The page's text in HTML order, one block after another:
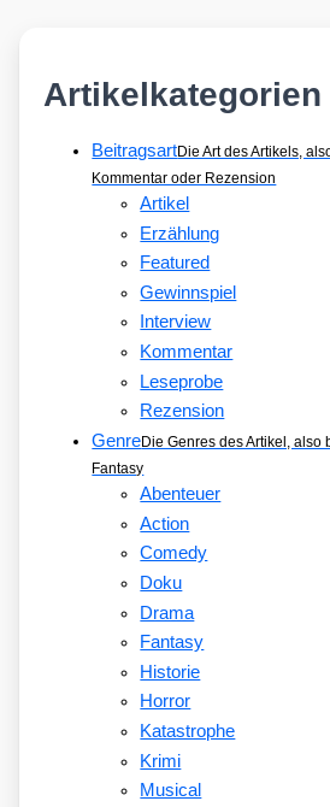
Artikelkategorien
BeitragsartDie Art des Artikels,
Kommentar oder Rezension
Artikel
Erzählung
Featured
Gewinnspiel
Interview
Kommentar
Leseprobe
Rezension
GenreDie Genres des Artikel,
Fantasy
Abenteuer
Action
Comedy
Doku
Drama
Fantasy
Historie
Horror
Katastrophe
Krimi
Musical